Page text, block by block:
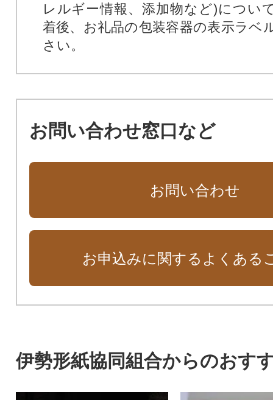
レルギー情報、添加物など)につい
着後、お礼品の包装容器の表示ラベ
さい。
お問い合わせ窓口など
お問い合わせ
お申込みに関するよくある
伊勢形紙協同組合からのおす